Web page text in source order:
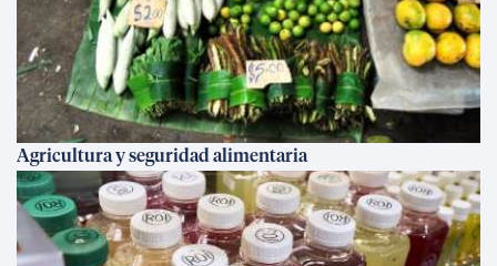
Agricultura y seguridad alimentaria